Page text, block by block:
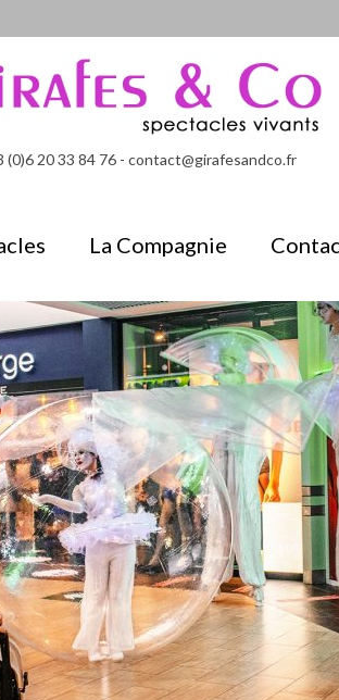
(0)6 20 33 84 76 - contact@girafesandco.fr
La Compagnie